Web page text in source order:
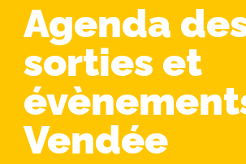
Agenda
sorties et
Vendée